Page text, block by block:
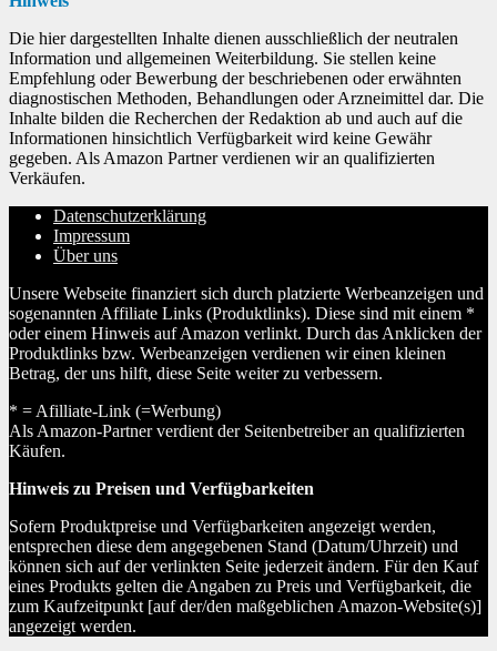
Die hier dargestellten Inhalte dienen ausschließlich der neutralen
Information und allgemeinen Weiterbildung. Sie stellen keine
Empfehlung oder Bewerbung der beschriebenen oder erwähnten
diagnostischen Methoden, Behandlungen oder Arzneimittel dar. Die
Inhalte bilden die Recherchen der Redaktion ab und auch auf die
Informationen hinsichtlich Verfügbarkeit wird keine Gewähr
gegeben. Als Amazon Partner verdienen wir an qualifizierten
Verkäufen.
Datenschutzerklärung
Impressum
Über uns
Unsere Webseite finanziert sich durch platzierte Werbeanzeigen und
sogenannten Affiliate Links (Produktlinks). Diese sind mit einem *
oder einem Hinweis auf Amazon verlinkt. Durch das Anklicken der
Produktlinks bzw. Werbeanzeigen verdienen wir einen kleinen
Betrag, der uns hilft, diese Seite weiter zu verbessern.
* = Afilliate-Link (=Werbung)
Als Amazon-Partner verdient der Seitenbetreiber an qualifizierten
Käufen.
Hinweis zu Preisen und Verfügbarkeiten
Sofern Produktpreise und Verfügbarkeiten angezeigt werden,
entsprechen diese dem angegebenen Stand (Datum/Uhrzeit) und
können sich auf der verlinkten Seite jederzeit ändern. Für den Kauf
eines Produkts gelten die Angaben zu Preis und Verfügbarkeit, die
zum Kaufzeitpunkt [auf der/den maßgeblichen Amazon-Website(s)]
angezeigt werden.